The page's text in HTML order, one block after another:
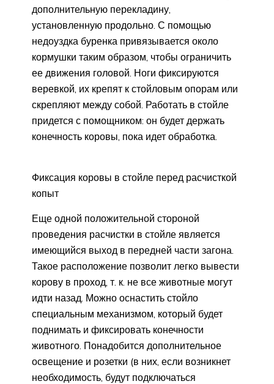
дополнительную перекладину,
установленную продольно. С помощью
недоуздка буренка привязывается около
кормушки таким образом, чтобы ограничить
ее движения головой. Ноги фиксируются
веревкой, их крепят к стойловым опорам или
скрепляют между собой. Работать в стойле
придется с помощником: он будет держать
конечность коровы, пока идет обработка.
Фиксация коровы в стойле перед расчисткой
копыт
Еще одной положительной стороной
проведения расчистки в стойле является
имеющийся выход в передней части загона.
Такое расположение позволит легко вывести
корову в проход, т. к. не все животные могут
идти назад. Можно оснастить стойло
специальным механизмом, который будет
поднимать и фиксировать конечности
животного. Понадобится дополнительное
освещение и розетки (в них, если возникнет
необходимость, будут подключаться